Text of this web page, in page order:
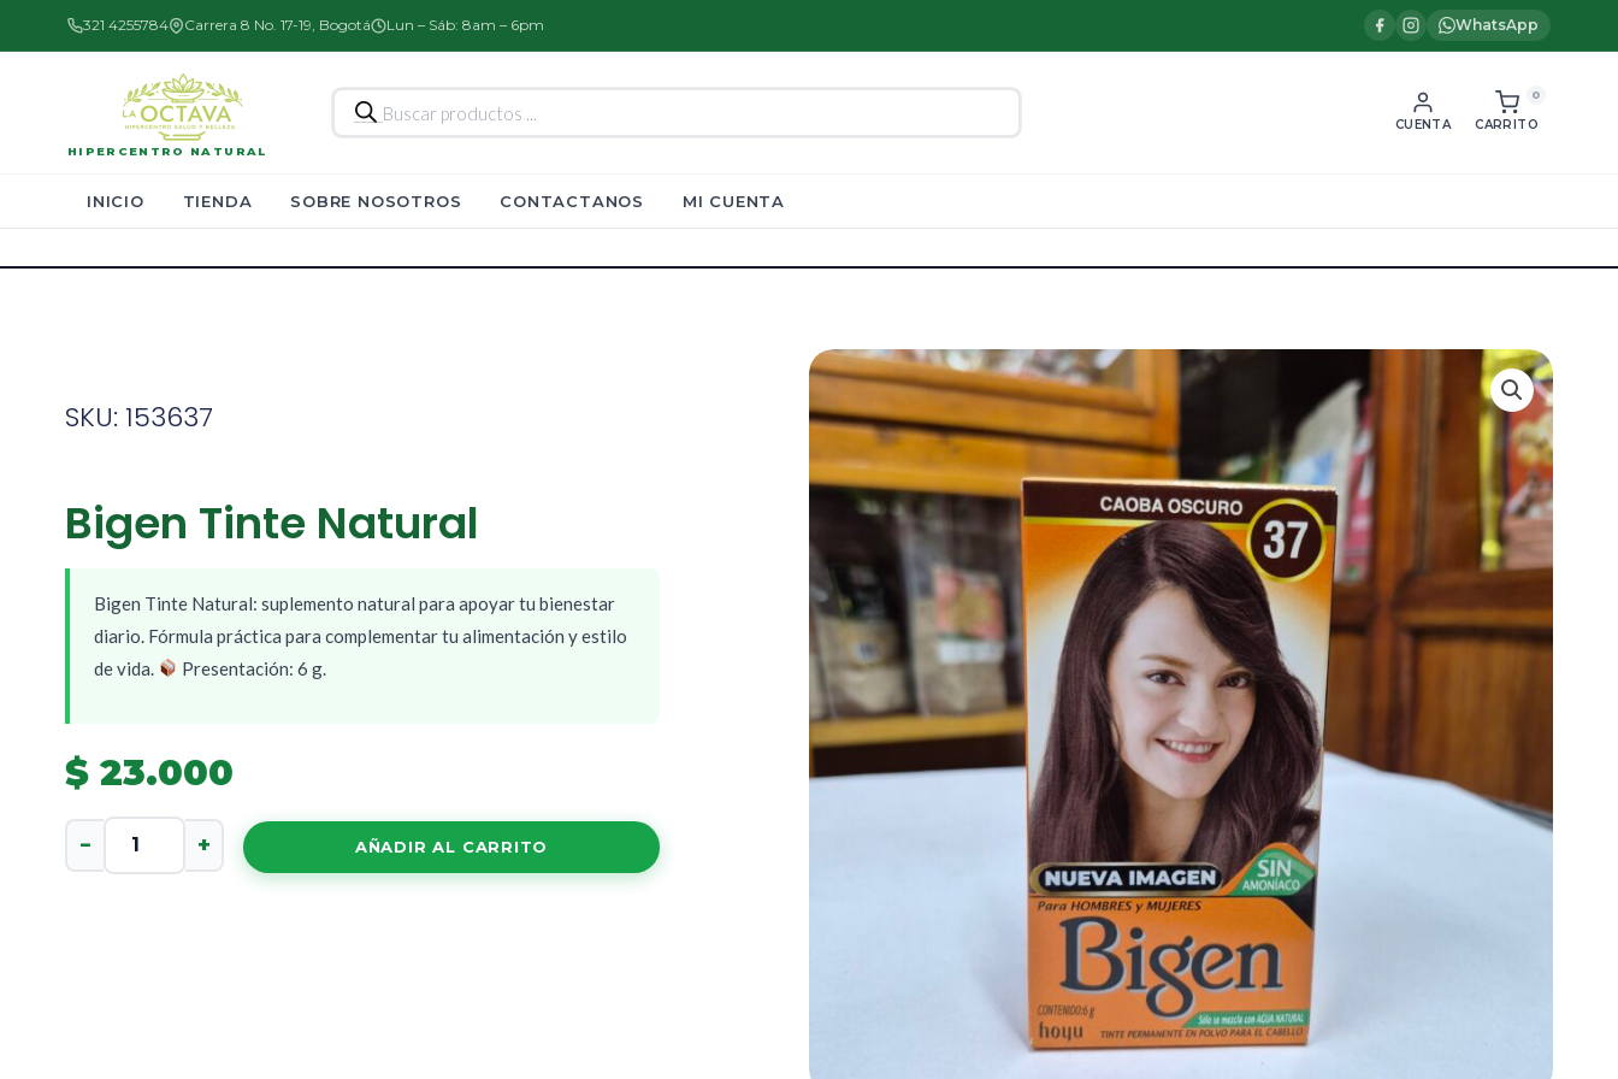
321 4255784 Carrera 8 No. 17-19, Bogotá Lun – Sáb: 8am – 6pm WhatsApp
HIPERCENTRO NATURAL
Búsqueda
de
productos
CUENTA
0
CARRITO
INICIO TIENDA SOBRE NOSOTROS CONTACTANOS MI CUENTA
SKU: 153637
Bigen Tinte Natural
Bigen Tinte Natural: suplemento natural para apoyar tu bienestar
diario. Fórmula práctica para complementar tu alimentación y estilo
de vida.
Presentación: 6 g.
$23.000
Bigen
Tinte
Natural
− + AÑADIR AL CARRITO